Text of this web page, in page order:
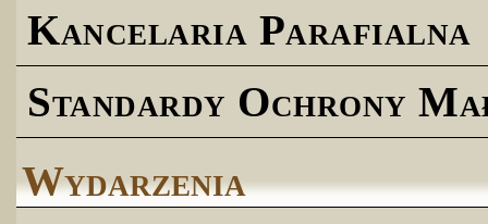
Kancelaria Parafialna
Standardy Ochrony
Wydarzenia